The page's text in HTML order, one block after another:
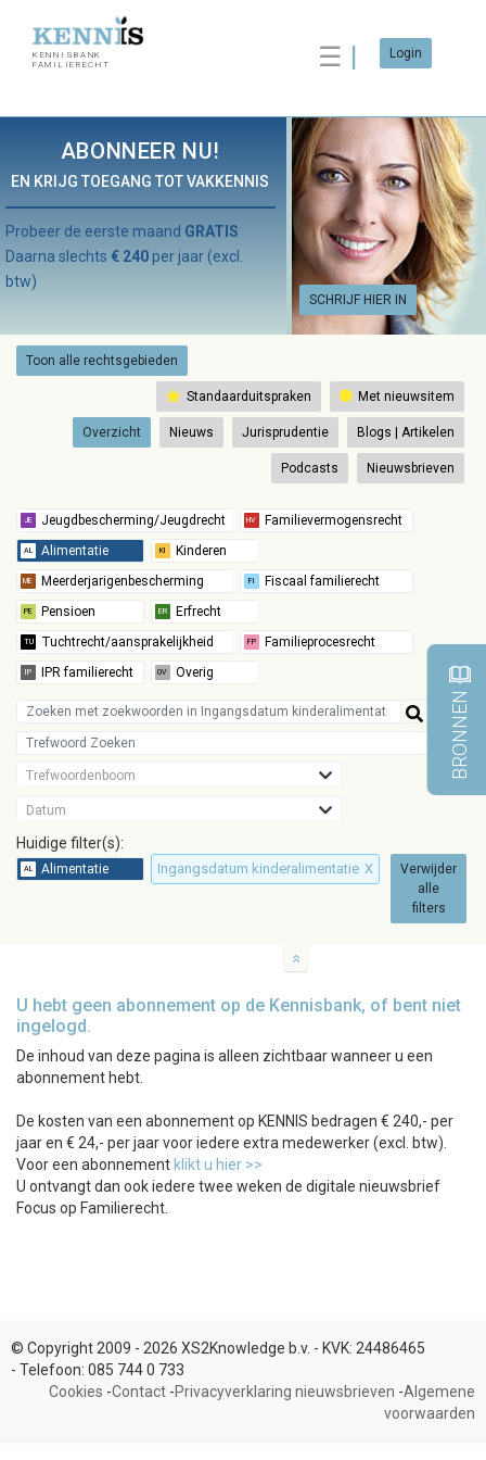
KENNISBANK
FAMILIERECHT
☰ Login
ABONNEER NU!
EN KRIJG TOEGANG TOT VAKKENNIS
SCHRIJF HIER IN
Probeer de eerste maand GRATIS
Daarna slechts € 240 per jaar (excl.
btw)
Toon alle rechtsgebieden
Standaarduitspraken Met nieuwsitem
Overzicht Nieuws Jurisprudentie Blogs | Artikelen
Podcasts Nieuwsbrieven
Trefwoordenboom
Datum
Huidige filter(s):
Ingangsdatum kinderalimentatie X
Verwijder
alle
filters
U hebt geen abonnement op de Kennisbank, of bent niet
ingelogd.
De inhoud van deze pagina is alleen zichtbaar wanneer u een
abonnement hebt.
De kosten van een abonnement op KENNIS bedragen € 240,- per
jaar en € 24,- per jaar voor iedere extra medewerker (excl. btw).
Voor een abonnement klikt u hier >>
U ontvangt dan ook iedere twee weken de digitale nieuwsbrief
Focus op Familierecht.
BRONNEN
© Copyright 2009 - 2026 XS2Knowledge b.v. - KVK: 24486465
- Telefoon: 085 744 0 733
Cookies -Contact -Privacyverklaring nieuwsbrieven -Algemene
voorwaarden